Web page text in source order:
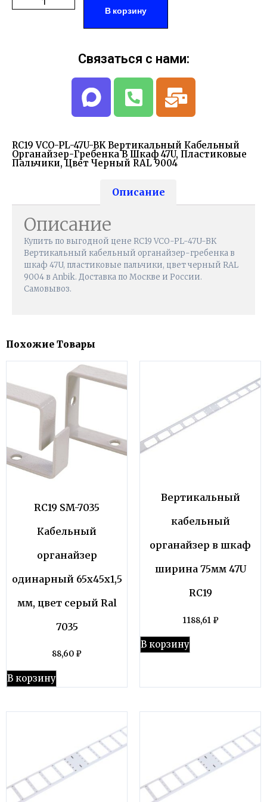
В корзину
RC19 VCO-PL-47U-BK Вертикальный Кабельный
Органайзер-Гребенка В Шкаф 47U, Пластиковые
Пальчики, Цвет Черный RAL 9004
Описание
Описание
Купить по выгодной цене RC19 VCO-PL-47U-BK
Вертикальный кабельный органайзер-гребенка в
шкаф 47U, пластиковые пальчики, цвет черный RAL
9004 в Anbik. Доставка по Москве и России.
Самовывоз.
Связаться с нами:
Похожие Товары
RC19 SM-7035
Кабельный
органайзер
одинарный 65х45х1,5
мм, цвет серый Ral
7035
88,60 ₽
В корзину
Вертикальный
кабельный
органайзер в шкаф
ширина 75мм 47U
RC19
1188,61 ₽
В корзину